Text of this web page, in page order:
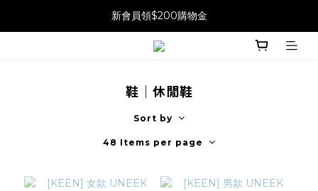
新會員領$200購物金
鞋｜休閒鞋
Sort by
48 Items per page